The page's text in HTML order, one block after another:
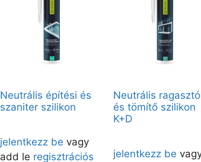
Neutrális építési és
szaniter szilikon
jelentkezz be vagy
add le regisztrációs
Neutrális ragasztó
és tömítő szilikon
K+D
jelentkezz be